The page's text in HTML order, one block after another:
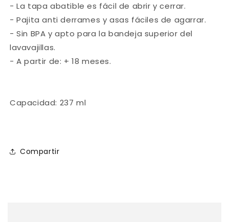
- La tapa abatible es fácil de abrir y cerrar.
- Pajita anti derrames y asas fáciles de agarrar.
- Sin BPA y apto para la bandeja superior del
lavavajillas.
- A partir de: + 18 meses.
Capacidad: 237 ml
Compartir